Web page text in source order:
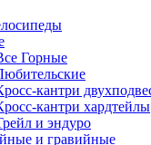
Горные
кантри
кантри хардтейлы
и эндуро
и гравийные